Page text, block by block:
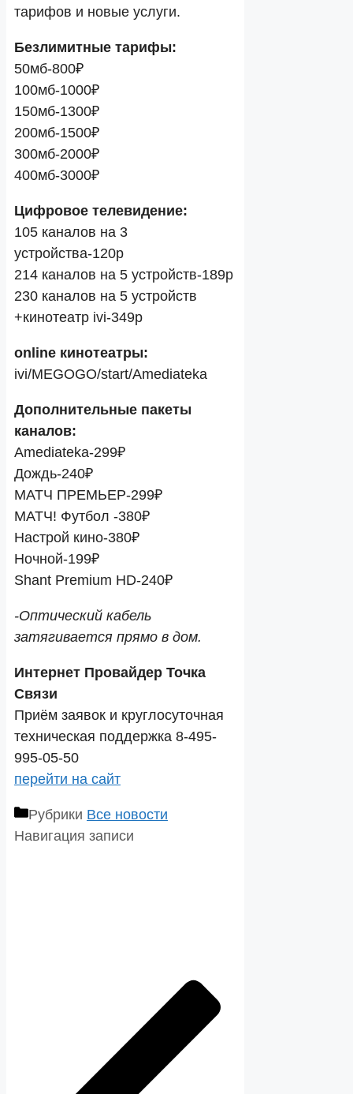
тарифов и новые услуги.
Безлимитные тарифы:
50мб-800₽
100мб-1000₽
150мб-1300₽
200мб-1500₽
300мб-2000₽
400мб-3000₽
Цифровое телевидение:
105 каналов на 3
устройства-120р
214 каналов на 5 устройств-189р
230 каналов на 5 устройств
+кинотеатр ivi-349р
online кинотеатры:
ivi/MEGOGO/start/Amediateka
Дополнительные пакеты
каналов:
Amediateka-299₽
Дождь-240₽
МАТЧ ПРЕМЬЕР-299₽
МАТЧ! Футбол -380₽
Настрой кино-380₽
Ночной-199₽
Shant Premium HD-240₽
-Оптический кабель
затягивается прямо в дом.
Интернет Провайдер Точка
Связи
Приём заявок и круглосуточная
техническая поддержка 8-495-
995-05-50
перейти на сайт
Рубрики Все новости
Навигация записи